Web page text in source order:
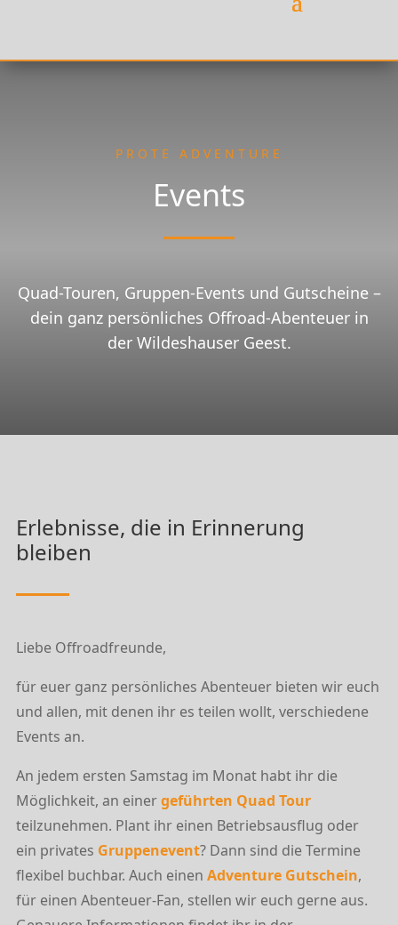
PROTE ADVENTURE
Events
Quad-Touren, Gruppen-Events und Gutscheine –
dein ganz persönliches Offroad-Abenteuer in
der Wildeshauser Geest.
Erlebnisse, die in Erinnerung
bleiben
Liebe Offroadfreunde,
für euer ganz persönliches Abenteuer bieten wir euch
und allen, mit denen ihr es teilen wollt, verschiedene
Events an.
An jedem ersten Samstag im Monat habt ihr die
Möglichkeit, an einergeführten Quad Tour
teilzunehmen. Plant ihr einen Betriebsausflug oder
ein privates Gruppenevent? Dann sind die Termine
flexibel buchbar. Auch einen Adventure Gutschein,
für einen Abenteuer-Fan, stellen wir euch gerne aus.